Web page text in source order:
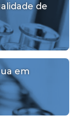
de
em